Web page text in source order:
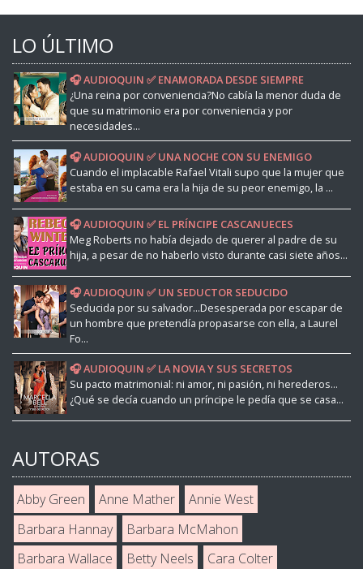
LO ÚLTIMO
🎧 AUDIOQUIN ✅ ENAMORADA DESDE SIEMPRE
¿Una reina por conveniencia?No cabía la menor duda de
que su matrimonio era por conveniencia y por
necesidades...
🎧 AUDIOQUIN ✅ UNA NOCHE CON SU ENEMIGO
Cuando el implacable Rafael Vitali supo que la mujer que
estaba en su cama era la hija de su peor enemigo, la ...
🎧 AUDIOQUIN ✅ EL PRÍNCIPE CASCANUECES
Meg Roberts no había dejado de querer al padre de su
hija, a pesar de no haberlo visto durante casi siete años...
🎧 AUDIOQUIN ✅ UN SEDUCTOR SEDUCIDO
Seducida por su salvador...Desesperada por escapar de
un hombre que pretendía propasarse con ella, a Laurel
Fo...
🎧 AUDIOQUIN ✅ LA NOVIA Y SUS SECRETOS
Su pacto matrimonial: ni amor, ni pasión, ni herederos...
¿Qué se decía cuando un príncipe le pedía que se casa...
AUTORAS
Abby Green Anne Mather
Annie West
Barbara Hannay
Barbara McMahon
Barbara Wallace
Betty Neels
Cara Colter